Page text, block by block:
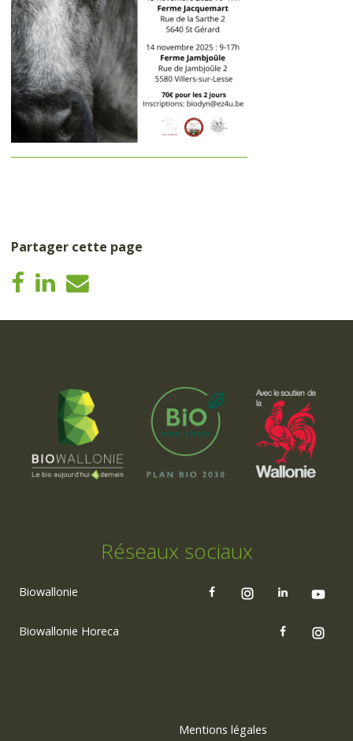
Partager cette page
Réseaux sociaux
Biowallonie
Biowallonie Horeca
Mentions légales